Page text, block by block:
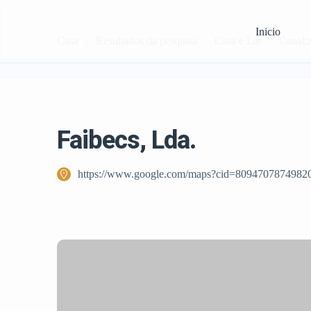
Inicio
Faibecs, Lda.
https://www.google.com/